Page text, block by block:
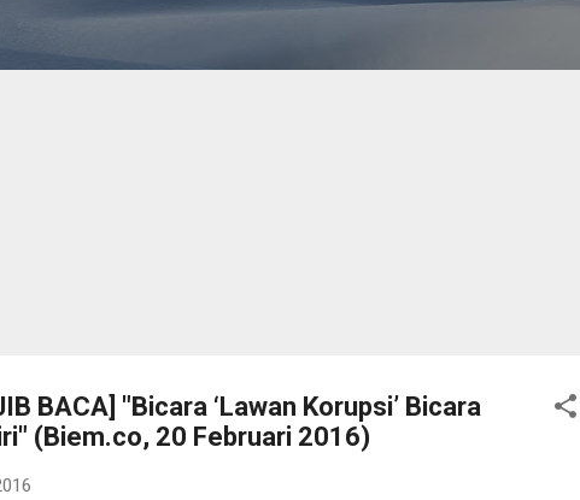
BACA] "Bicara ‘Lawan Korupsi’ Bicara
(Biem.co, 20 Februari 2016)